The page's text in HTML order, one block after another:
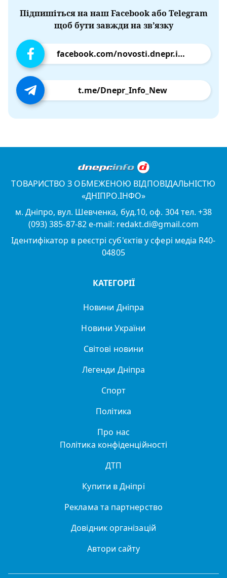
Підпишіться на наш Facebook або Telegram
щоб бути завжди на зв’язку
facebook.com/novosti.dnepr.info
t.me/Dnepr_Info_New
ТОВАРИСТВО З ОБМЕЖЕНОЮ ВІДПОВІДАЛЬНІСТЮ
«ДНІПРО.ІНФО»
м. Дніпро, вул. Шевченка, буд.10, оф. 304 тел. +38
(093) 385-87-82 e-mail: redakt.di@gmail.com
Ідентифікатор в реєстрі суб'єктів у сфері медіа R40-
04805
КАТЕГОРІЇ
Новини Дніпра
Новини України
Світові новини
Легенди Дніпра
Спорт
Політика
Про нас
Політика конфіденційності
ДТП
Купити в Дніпрі
Реклама та партнерство
Довідник організацій
Автори сайту